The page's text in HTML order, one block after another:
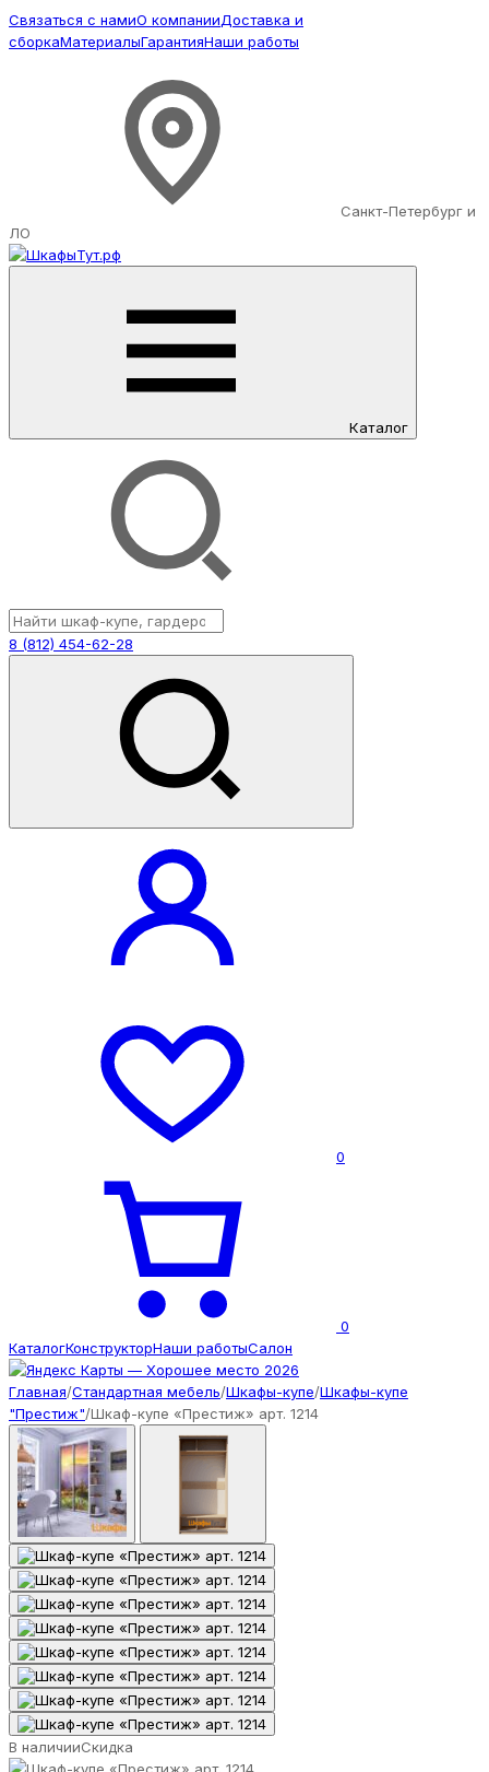
Связаться с намиО компанииДоставка и
сборкаМатериалыГарантияНаши работы
Санкт-Петербург и
ЛО
Каталог
8 (812) 454-62-28
0
0
КаталогКонструкторНаши работыСалон
Главная/Стандартная мебель/Шкафы-купе/Шкафы-купе
"Престиж"/Шкаф-купе «Престиж» арт. 1214
В наличииСкидка